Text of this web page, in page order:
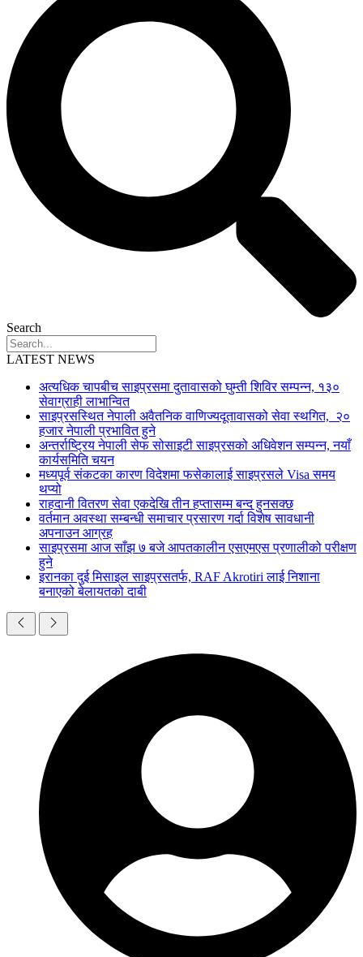
Search
LATEST NEWS
अत्यधिक चापबीच साइप्रसमा दुतावासको घुम्ती शिविर सम्पन्न, १३०
सेवाग्राही लाभान्वित
साइप्रसस्थित नेपाली अवैतनिक वाणिज्यदूतावासको सेवा स्थगित, २०
हजार नेपाली प्रभावित हुने
अन्तर्राष्ट्रिय नेपाली सेफ सोसाइटी साइप्रसको अधिवेशन सम्पन्न, नयाँ
कार्यसमिति चयन
मध्यपूर्व संकटका कारण विदेशमा फसेकालाई साइप्रसले Visa समय
थप्यो
राहदानी वितरण सेवा एकदेखि तीन हप्तासम्म बन्द हुनसक्छ
वर्तमान अवस्था सम्बन्धी समाचार प्रसारण गर्दा विशेष सावधानी
अपनाउन आग्रह
साइप्रसमा आज साँझ ७ बजे आपतकालीन एसएमएस प्रणालीको परीक्षण
हुने
इरानका दुई मिसाइल साइप्रसतर्फ, RAF Akrotiri लाई निशाना
बनाएको बेलायतको दाबी